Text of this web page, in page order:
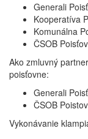
Generali
Kooperatíva
Komunálna
ČSOB
Ako zmluvný
poisťovne:
Generali
ČSOB
Vykonávanie